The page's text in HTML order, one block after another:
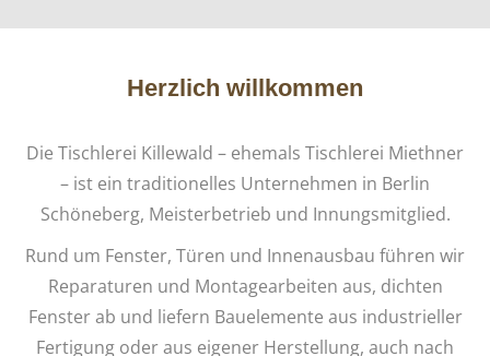
Herzlich willkommen
Die Tischlerei Killewald – ehemals Tischlerei Miethner
– ist ein traditionelles Unternehmen in Berlin
Schöneberg, Meisterbetrieb und Innungsmitglied.
Rund um Fenster, Türen und Innenausbau führen wir
Reparaturen und Montagearbeiten aus, dichten
Fenster ab und liefern Bauelemente aus industrieller
Fertigung oder aus eigener Herstellung, auch nach